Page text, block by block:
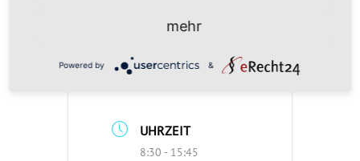
06. Juni. 2024
UHRZEIT
8:30 - 15:45
mehr
Powered by &